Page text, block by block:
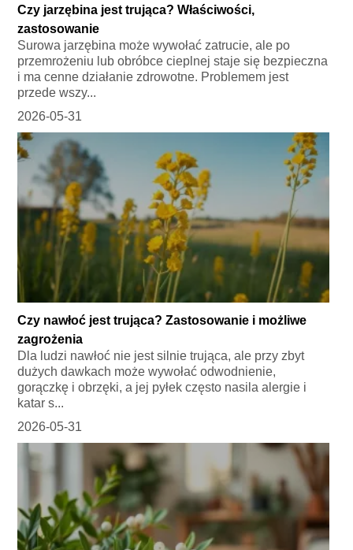
Czy jarzębina jest trująca? Właściwości,
zastosowanie
Surowa jarzębina może wywołać zatrucie, ale po
przemrożeniu lub obróbce cieplnej staje się bezpieczna
i ma cenne działanie zdrowotne. Problemem jest
przede wszy...
2026-05-31
Czy nawłoć jest trująca? Zastosowanie i możliwe
zagrożenia
Dla ludzi nawłoć nie jest silnie trująca, ale przy zbyt
dużych dawkach może wywołać odwodnienie,
gorączkę i obrzęki, a jej pyłek często nasila alergie i
katar s...
2026-05-31